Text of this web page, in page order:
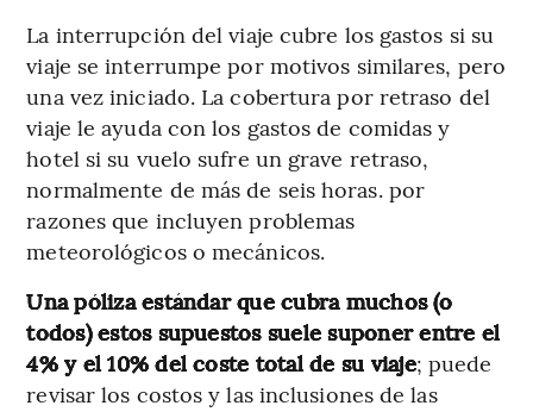
La interrupción del viaje cubre los gastos si su
viaje se interrumpe por motivos similares, pero
una vez iniciado. La cobertura por retraso del
viaje le ayuda con los gastos de comidas y
hotel si su vuelo sufre un grave retraso,
normalmente de más de seis horas. por
razones que incluyen problemas
meteorológicos o mecánicos.
Una póliza estándar que cubra muchos (o
todos) estos supuestos suele suponer entre el
4% y el 10% del coste total de su viaje; puede
revisar los costos y las inclusiones de las